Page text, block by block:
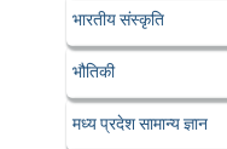
भारतीय संस्कृति
भौतिकी
मध्य प्रदेश सामान्य ज्ञान